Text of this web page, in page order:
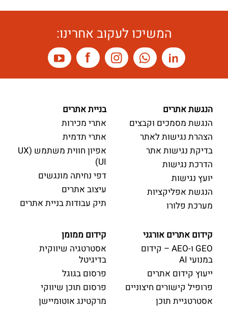
המשיכו לעקוב אחרינו:
הנגשת אתרים
הנגשת מסמכים וקבצים
הצהרת נגישות לאתר
בדיקת נגישות אתר
הדרכת נגישות
יועץ נגישות
הנגשת אפליקציות
מערכת פלורו
בניית אתרים
אתרי מכירות
אתרי תדמית
אפיון חווית משתמש (UX
UI)
דפי נחיתה מונגשים
עיצוב אתרים
תיק עבודות בניית אתרים
קידום אתרים אורגני
GEO ו-AEO – קידום
במנועי AI
ייעוץ קידום אתרים
פרופיל קישורים חיצוניים
אסטרטגיית תוכן
קידום ממומן
אסטרטגיה שיווקית
בדיגיטל
פרסום בגוגל
פרסום תוכן שיווקי
מרקטינג אוטומיישן